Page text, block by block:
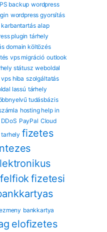
backup wordpress
wordpress gyorsítás
alap
plugin tárhely
domain költözés
vps migráció outlook
státusz weboldal
vps hiba szolgáltatás
lassú tárhely
tudásbázis
hosting help in
DDoS PayPal Cloud
tarhely fizetes
fizetesi
bankkartya
eloﬁzetes